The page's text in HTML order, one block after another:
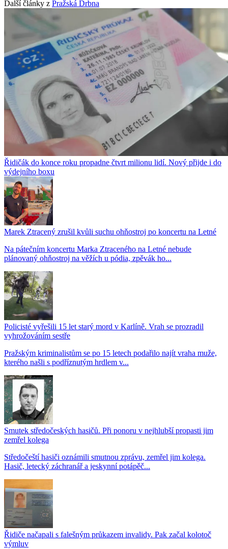
Další články z Pražská Drbna
Řidičák do konce roku propadne čtvrt milionu lidí. Nový přijde i do
výdejního boxu
Marek Ztracený zrušil kvůli suchu ohňostroj po koncertu na Letné
Na pátečním koncertu Marka Ztraceného na Letné nebude
plánovaný ohňostroj na věžích u pódia, zpěvák ho...
Policisté vyřešili 15 let starý mord v Karlíně. Vrah se prozradil
vyhrožováním sestře
Pražským kriminalistům se po 15 letech podařilo najít vraha muže,
kterého našli s podříznutým hrdlem v...
Smutek středočeských hasičů. Při ponoru v nejhlubší propasti jim
zemřel kolega
Středočeští hasiči oznámili smutnou zprávu, zemřel jim kolega.
Hasič, letecký záchranář a jeskynní potápěč...
Řidiče načapali s falešným průkazem invalidy. Pak začal kolotoč
výmluv